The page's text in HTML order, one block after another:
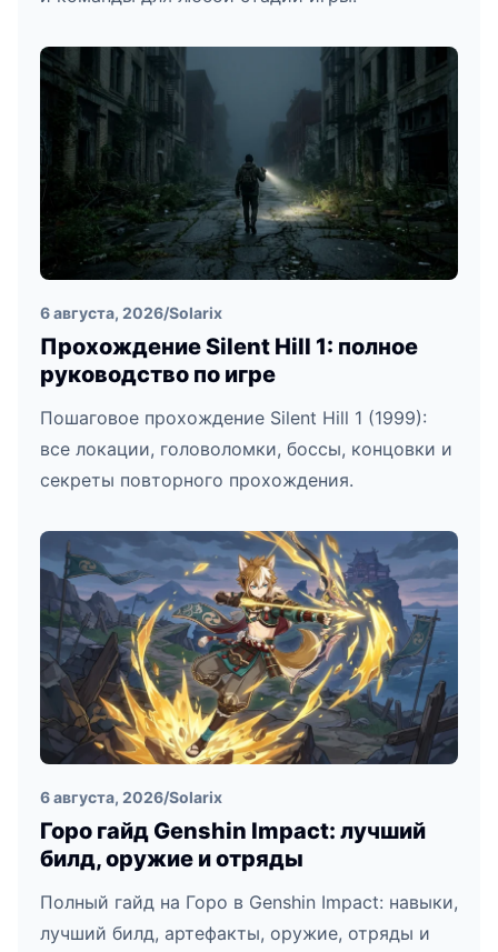
6 августа, 2026/Solarix
Прохождение Silent Hill 1: полное
руководство по игре
Пошаговое прохождение Silent Hill 1 (1999):
все локации, головоломки, боссы, концовки и
секреты повторного прохождения.
6 августа, 2026/Solarix
Горо гайд Genshin Impact: лучший
билд, оружие и отряды
Полный гайд на Горо в Genshin Impact: навыки,
лучший билд, артефакты, оружие, отряды и